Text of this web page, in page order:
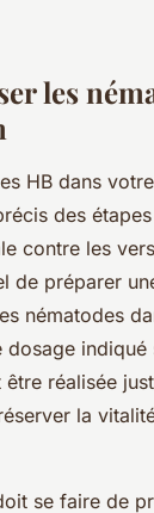
les
HB dans
des
contre les
de préparer
nématodes
dosage
réalisée
la
se faire de